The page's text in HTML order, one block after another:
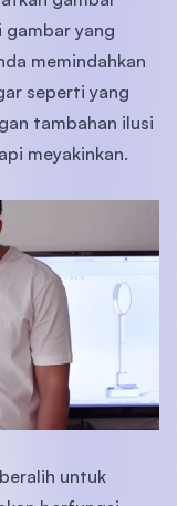
gambar yang
memindahkan
seperti yang
tambahan ilusi
meyakinkan.
untuk